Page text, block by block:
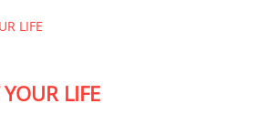
LIFE
LIFE